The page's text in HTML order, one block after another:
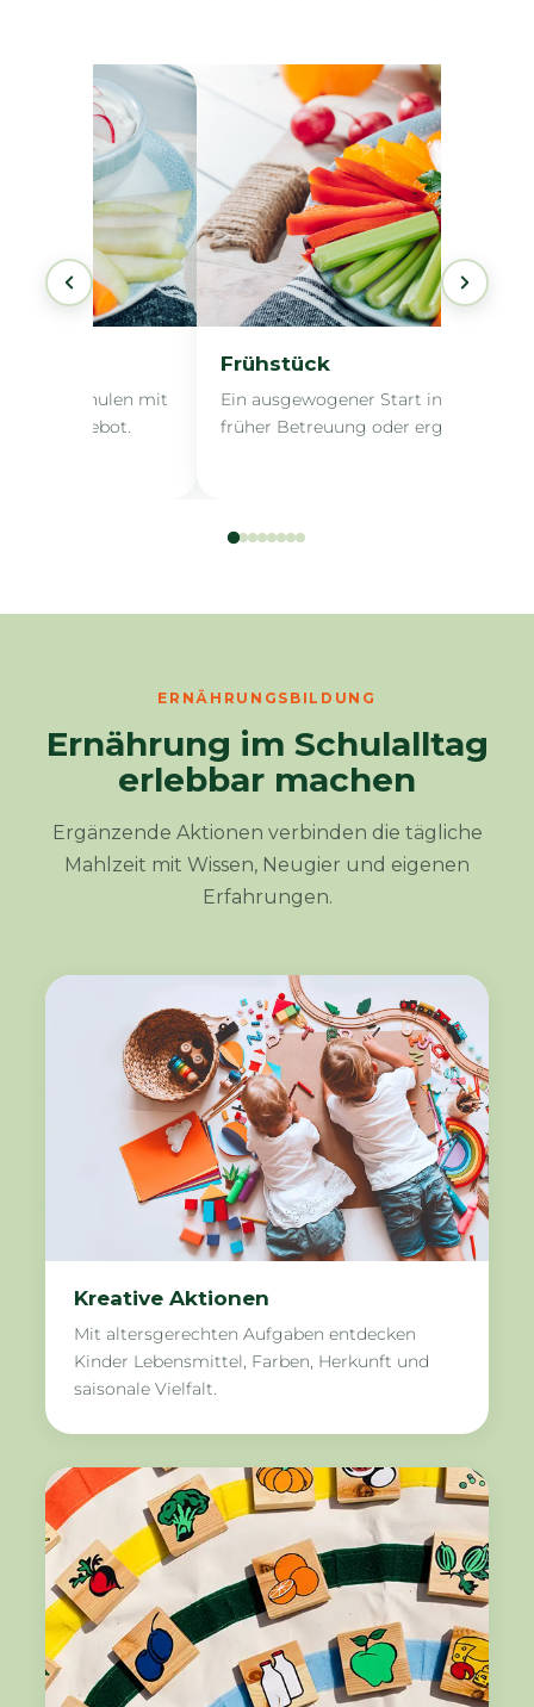
für Schulen mit
Angebot.
Frühstück
Ein ausgewogener Start in den Tag
früher Betreuung oder
ERNÄHRUNGSBILDUNG
Ernährung im Schulalltag
erlebbar machen
Ergänzende Aktionen verbinden die tägliche
Mahlzeit mit Wissen, Neugier und eigenen
Erfahrungen.
Kreative Aktionen
Mit altersgerechten Aufgaben entdecken
Kinder Lebensmittel, Farben, Herkunft und
saisonale Vielfalt.